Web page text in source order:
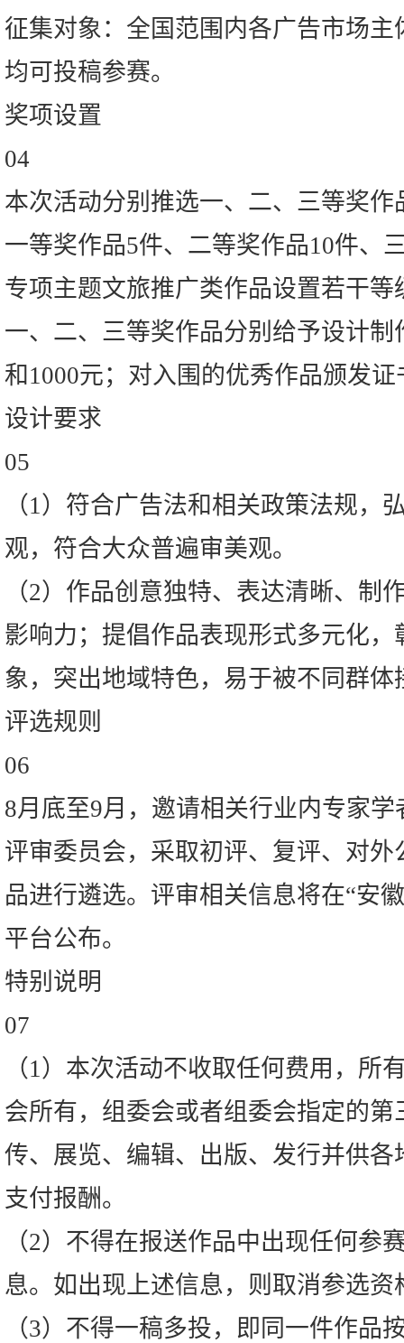
征集对象：全国范围内各广告市场
均可投稿参赛。
奖项设置
04
本次活动分别推选一、二、三等奖
一等奖作品5件、二等奖作品10件、
专项主题文旅推广类作品设置若干
一、二、三等奖作品分别给予设计制
和1000元；对入围的优秀作品颁发证
设计要求
05
（1）符合广告法和相关政策法规，
观，符合大众普遍审美观。
（2）作品创意独特、表达清晰、制
影响力；提倡作品表现形式多元化
象，突出地域特色，易于被不同群体
评选规则
06
8月底至9月，邀请相关行业内专家
评审委员会，采取初评、复评、对
品进行遴选。评审相关信息将在“安
平台公布。
特别说明
07
（1）本次活动不收取任何费用，所
会所有，组委会或者组委会指定的
传、展览、编辑、出版、发行并供
支付报酬。
（2）不得在报送作品中出现任何参
息。如出现上述信息，则取消参选资
（3）不得一稿多投，即同一件作品